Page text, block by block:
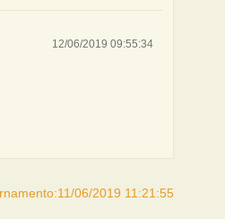
12/06/2019 09:55:34
06/2019 11:21:55